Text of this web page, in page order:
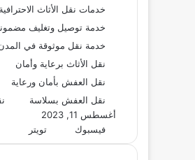
خدمات نقل الأثاث الاحترافية
خدمة توصيل وتغليف
خدمة نقل موثوقة في
نقل الأثاث برعاية وأمان
نقل العفش بأمان ورعاية
نقل العفش بسلاسة
أغسطس 11, 2023
فيسبوك
تويتر